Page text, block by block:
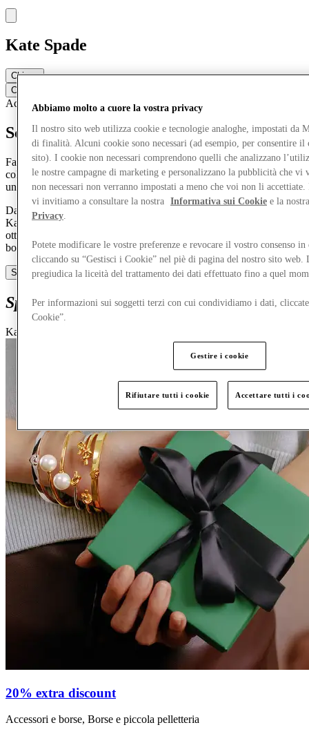
Kate Spade
Chiuso
Contatta la boutique
Accessori e borse Orologi e gioielli Ottica
Scopri Kate Spade
Facilità raffinata, dettagli attenti e un uso moderno e sofisticato del
colore—i principi fondanti di Kate Spade New York definiscono
uno stile unico, sinonimo di gioia.
Dal suo lancio nel 1993 con una collezione di sei borse essenziali,
Kate Spade New York ha sempre rappresentato la femminilità
ottimista. Oggi, il marchio è una casa globale di vita e stile con
borse, prêt-à-porter, gioielli, calzature, regali e molto altro.
Scopri di più
Special offersfrom Kate Spade
Kate Spade
20% extra discount
Accessori e borse, Borse e piccola pelletteria
Abbiamo molto a cuore la vostra privacy
Il nostro sito web utilizza cookie e tecnologie analoghe, impostati da
di finalità. Alcuni cookie sono necessari (ad esempio, per consentire
sito). I cookie non necessari comprendono quelli che analizzano
le nostre campagne di marketing e personalizzano la pubblicità che vi
non necessari non verranno impostati a meno che voi non li
vi invitiamo a consultare la nostra Informativa sui Cookie e la
Privacy.
Potete modificare le vostre preferenze e revocare il vostro consenso in
cliccando su “Gestisci i Cookie” nel piè di pagina del nostro sito web.
pregiudica la liceità del trattamento dei dati effettuato fino a quel
Per informazioni sui soggetti terzi con cui condividiamo i dati,
Cookie”.
Gestire i cookie
Rifiutare tutti i cookie Accettare tutti i